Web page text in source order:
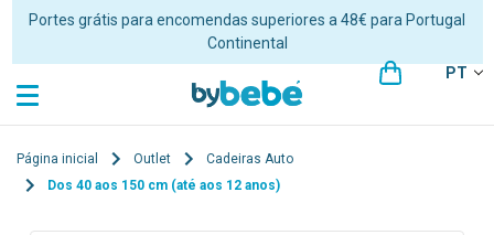
Portes grátis para encomendas superiores a 48€ para Portugal
Continental
PT
Página inicial Outlet
Cadeiras Auto
Dos 40 aos 150 cm (até aos 12 anos)